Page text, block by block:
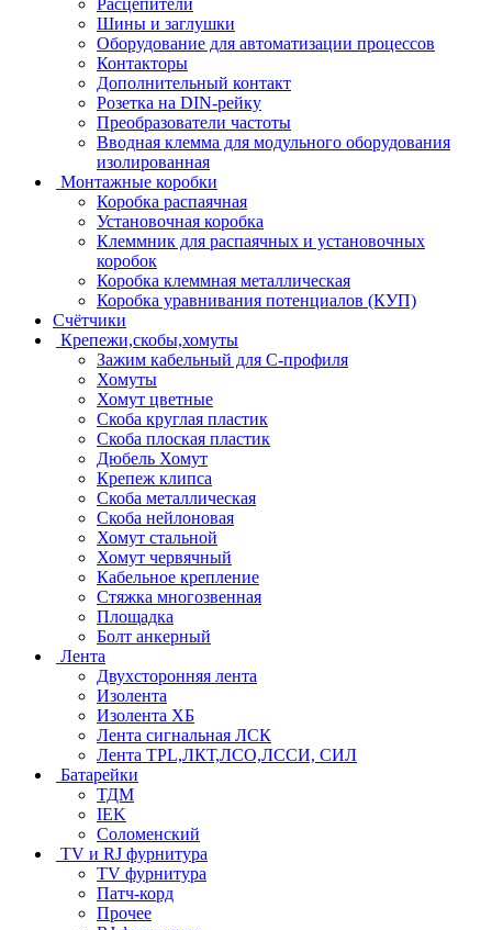
Расцепители
Шины и заглушки
Оборудование для автоматизации процессов
Контакторы
Дополнительный контакт
Розетка на DIN-рейку
Преобразователи частоты
Вводная клемма для модульного оборудования
изолированная
Монтажные коробки
Коробка распаячная
Установочная коробка
Клеммник для распаячных и установочных
коробок
Коробка клеммная металлическая
Коробка уравнивания потенциалов (КУП)
Счётчики
Крепежи,скобы,хомуты
Зажим кабельный для С-профиля
Хомуты
Хомут цветные
Скоба круглая пластик
Скоба плоская пластик
Дюбель Хомут
Крепеж клипса
Скоба металлическая
Скоба нейлоновая
Хомут стальной
Хомут червячный
Кабельное крепление
Стяжка многозвенная
Площадка
Болт анкерный
Лента
Двухсторонняя лента
Изолента
Изолента ХБ
Лента сигнальная ЛСК
Лента TPL,ЛКТ,ЛСО,ЛССИ, СИЛ
Батарейки
ТДМ
IEK
Соломенский
TV и RJ фурнитура
TV фурнитура
Патч-корд
Прочее